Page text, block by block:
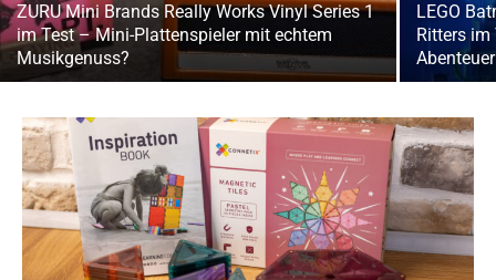
ZURU Mini Brands Really Works Vinyl Series 1
im Test – Mini-Plattenspieler mit echtem
Musikgenuss?
LEGO
Ritters im